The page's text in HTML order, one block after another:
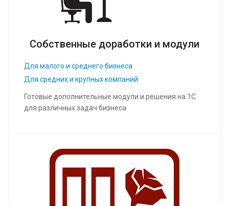
Собственные доработки и модули
Для малого и среднего бизнеса
Для средних и крупных компаний
Готовые дополнительные модули и решения на 1С
для различных задач бизнеса